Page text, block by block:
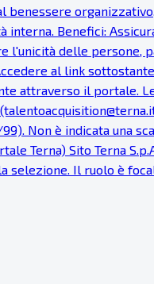
Benefici:
l'unicità delle persone,
al link
attraverso il portale.
Non è indicata una
Terna) Sito Terna
selezione. Il ruolo è